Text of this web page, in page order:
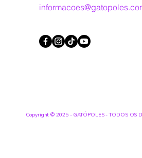
Copyright © 2025 - GATÓPOLES - TODOS OS